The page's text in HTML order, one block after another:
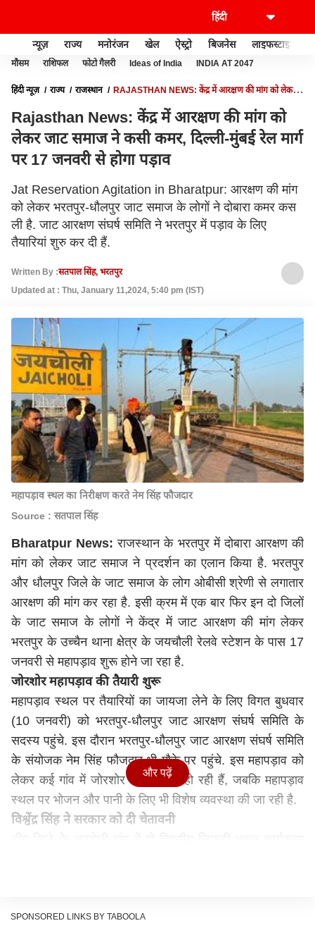
न्यूज़ राज्य मनोरंजन खेल ऐस्ट्रो बिजनेस लाइफस्टाइल
मौसम राशिफल फोटो गैलरी Ideas of India INDIA AT 2047
हिंदी न्यूज़ राज्य राजस्थान
RAJASTHAN NEWS: केंद्र में आरक्षण की मांग को लेकर
Rajasthan News: केंद्र में आरक्षण की मांग को
लेकर जाट समाज ने कसी कमर, दिल्ली-मुंबई रेल मार्ग
पर 17 जनवरी से होगा पड़ाव
Jat Reservation Agitation in Bharatpur: आरक्षण की मांग
को लेकर भरतपुर-धौलपुर जाट समाज के लोगों ने दोबारा कमर कस
ली है. जाट आरक्षण संघर्ष समिति ने भरतपुर में पड़ाव के लिए
तैयारियां शुरु कर दी हैं.
Written By :सतपाल सिंह, भरतपुर
Updated at : Thu, January 11,2024, 5:40 pm (IST)
महापड़ाव स्थल का निरीक्षण करते नेम सिंह फौजदार
Source : सतपाल सिंह
Bharatpur News: राजस्थान के भरतपुर में दोबारा आरक्षण की
मांग को लेकर जाट समाज ने प्रदर्शन का एलान किया है. भरतपुर
और धौलपुर जिले के जाट समाज के लोग ओबीसी श्रेणी से लगातार
आरक्षण की मांग कर रहा है. इसी क्रम में एक बार फिर इन दो जिलों
के जाट समाज के लोगों ने केंद्र में जाट आरक्षण की मांग लेकर
भरतपुर के उच्चैन थाना क्षेत्र के जयचौली रेलवे स्टेशन के पास 17
जनवरी से महापड़ाव शुरू होने जा रहा है.
जोरशोर महापड़ाव की तैयारी शुरू
महापड़ाव स्थल पर तैयारियों का जायजा लेने के लिए विगत बुधवार
(10 जनवरी) को भरतपुर-धौलपुर जाट आरक्षण संघर्ष समिति के
सदस्य पहुंचे. इस दौरान भरतपुर-धौलपुर जाट आरक्षण संघर्ष समिति
के संयोजक नेम सिंह फौजदार भी मौके पर पहुंचे. इस महापड़ाव को
लेकर कई गांव में जोरशोर से तैयारियां हो रही हैं, जबकि महापड़ाव
स्थल पर भोजन और पानी के लिए भी विशेष व्यवस्था की जा रही है.
विश्वेंद्र सिंह ने सरकार को दी चेतावनी
धौलपुर के जाट समाज के नौजवानों के भविष्य के लिए ओबीसी का
और पढ़ें
SPONSORED LINKS BY TABOOLA